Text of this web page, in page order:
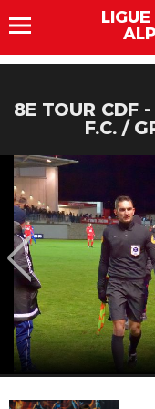
8E TOUR CDF
F.C. /